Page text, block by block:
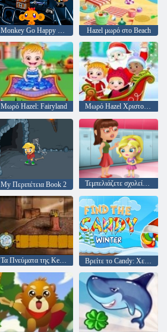
Monkey Go Happy Stage 1064 Hazel μωρό στο Beach
Μωρό Hazel: Fairyland Μωρό Hazel Χριστούγεννα Έκπληξη
My Περιπέτεια Book 2 Τεμπελιάζετε σχολείο παιχνίδι
Τα Πνεύματα της Kelley Οικογένεια Βρείτε το Candy: Χειμώνας